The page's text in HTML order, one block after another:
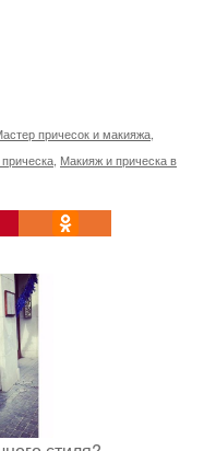
причесок и макияжа
Макияж и прическа в